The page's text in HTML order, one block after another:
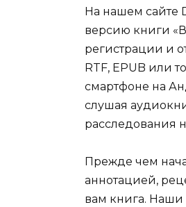
На нашем сайте
версию книги
регистрации и
RTF, EPUB или
смартфоне на
слушая
расследования
Прежде чем
аннотацией,
вам книга. Наши